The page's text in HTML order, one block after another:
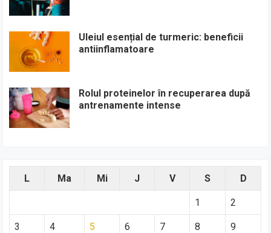
Uleiul esențial de turmeric: beneficii
antiinflamatoare
Rolul proteinelor în recuperarea după
antrenamente intense
L Ma Mi J V S D
1 2
3 4 5 6 7 8 9